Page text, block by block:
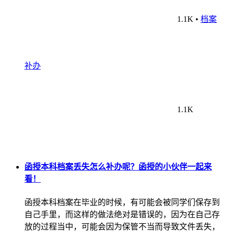
1.1K • 档案
补办
1.1K
函授本科档案丢失怎么补办呢？函授的小伙伴一起来
看！
函授本科档案在毕业的时候，有可能会被同学们保存到
自己手里，而这样的做法绝对是错误的，因为在自己存
放的过程当中，可能会因为保管不当而导致文件丢失，